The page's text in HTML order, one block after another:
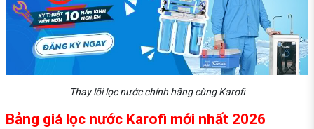
Thay lõi lọc nước chính hãng cùng Karofi
Bảng giá lọc nước Karofi mới nhất 2026